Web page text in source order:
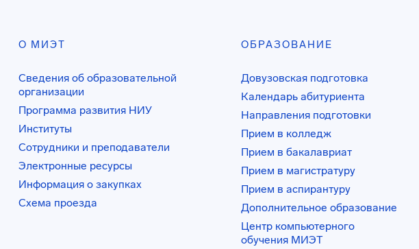
О МИЭТ
Сведения об образовательной
организации
Программа развития НИУ
Институты
Сотрудники и преподаватели
Электронные ресурсы
Информация о закупках
Схема проезда
ОБРАЗОВАНИЕ
Довузовская подготовка
Календарь абитуриента
Направления подготовки
Прием в колледж
Прием в бакалавриат
Прием в магистратуру
Прием в аспирантуру
Дополнительное образование
Центр компьютерного
обучения МИЭТ